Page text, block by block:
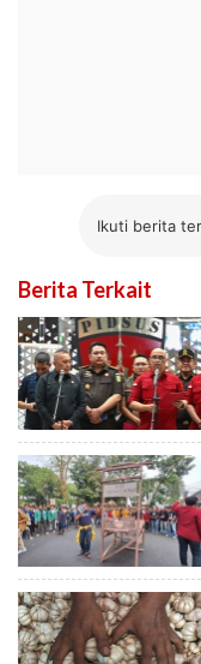
Ikuti berita
Berita Terkait